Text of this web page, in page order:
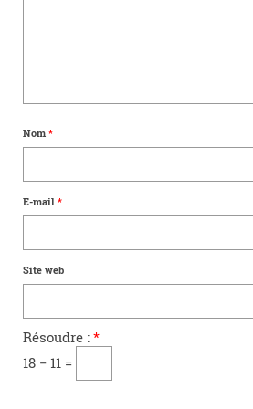
Nom *
E-mail *
Site web
Résoudre : *
18 − 11 =